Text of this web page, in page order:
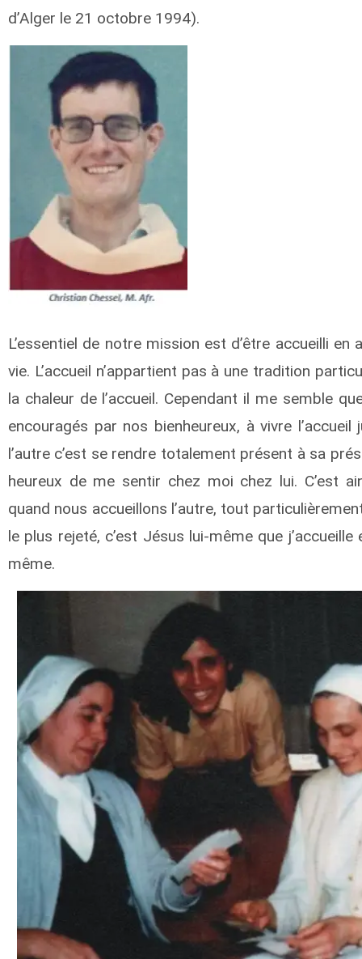
d’Alger le 21 octobre 1994).
L’essentiel de notre mission est d’être accueilli
vie. L’accueil n’appartient pas à une tradition
la chaleur de l’accueil. Cependant il me semble
encouragés par nos bienheureux, à vivre
l’autre c’est se rendre totalement présent à sa
heureux de me sentir chez moi chez lui. C’est
quand nous accueillons l’autre, tout
le plus rejeté, c’est Jésus lui-même que
même.